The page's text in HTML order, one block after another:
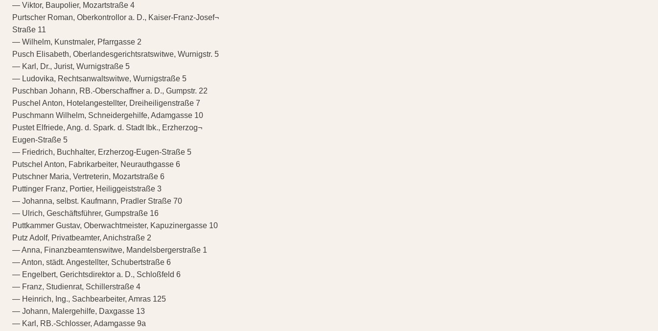
— Viktor, Baupolier, Mozartstraße 4
Purtscher Roman, Oberkontrollor a. D., Kaiser-Franz-Josef¬
Straße 11
— Wilhelm, Kunstmaler, Pfarrgasse 2
Pusch Elisabeth, Oberlandesgerichtsratswitwe, Wurnigstr. 5
— Karl, Dr., Jurist, Wurnigstraße 5
— Ludovika, Rechtsanwaltswitwe, Wurnigstraße 5
Puschban Johann, RB.-Oberschaffner a. D., Gumpstr. 22
Puschel Anton, Hotelangestellter, Dreiheiligenstraße 7
Puschmann Wilhelm, Schneidergehilfe, Adamgasse 10
Pustet Elfriede, Ang. d. Spark. d. Stadt Ibk., Erzherzog¬
Eugen-Straße 5
— Friedrich, Buchhalter, Erzherzog-Eugen-Straße 5
Putschel Anton, Fabrikarbeiter, Neurauthgasse 6
Putschner Maria, Vertreterin, Mozartstraße 6
Puttinger Franz, Portier, Heiliggeiststraße 3
— Johanna, selbst. Kaufmann, Pradler Straße 70
— Ulrich, Geschäftsführer, Gumpstraße 16
Puttkammer Gustav, Oberwachtmeister, Kapuzinergasse 10
Putz Adolf, Privatbeamter, Anichstraße 2
— Anna, Finanzbeamtenswitwe, Mandelsbergerstraße 1
— Anton, städt. Angestellter, Schubertstraße 6
— Engelbert, Gerichtsdirektor a. D., Schloßfeld 6
— Franz, Studienrat, Schillerstraße 4
— Heinrich, Ing., Sachbearbeiter, Amras 125
— Johann, Malergehilfe, Daxgasse 13
— Karl, RB.-Schlosser, Adamgasse 9a